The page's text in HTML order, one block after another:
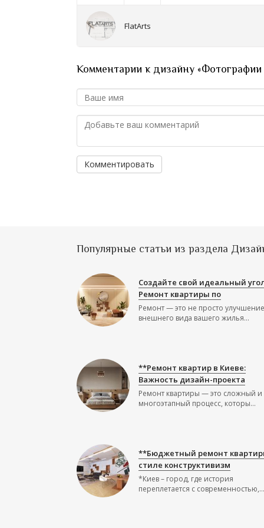
FlatArts
Комментарии к дизайну
Комментировать
Популярные статьи из раздела
Создайте свой идеальный
Ремонт квартиры по
Ремонт — это не просто улучшение
внешнего вида вашего жилья...
**Ремонт квартир в Киеве:
Важность дизайн-проекта
Ремонт квартиры — это сложный и
многоэтапный процесс, которы...
**Бюджетный ремонт
стиле конструктивизм
*Киев – город, где история
переплетается с современностью,...